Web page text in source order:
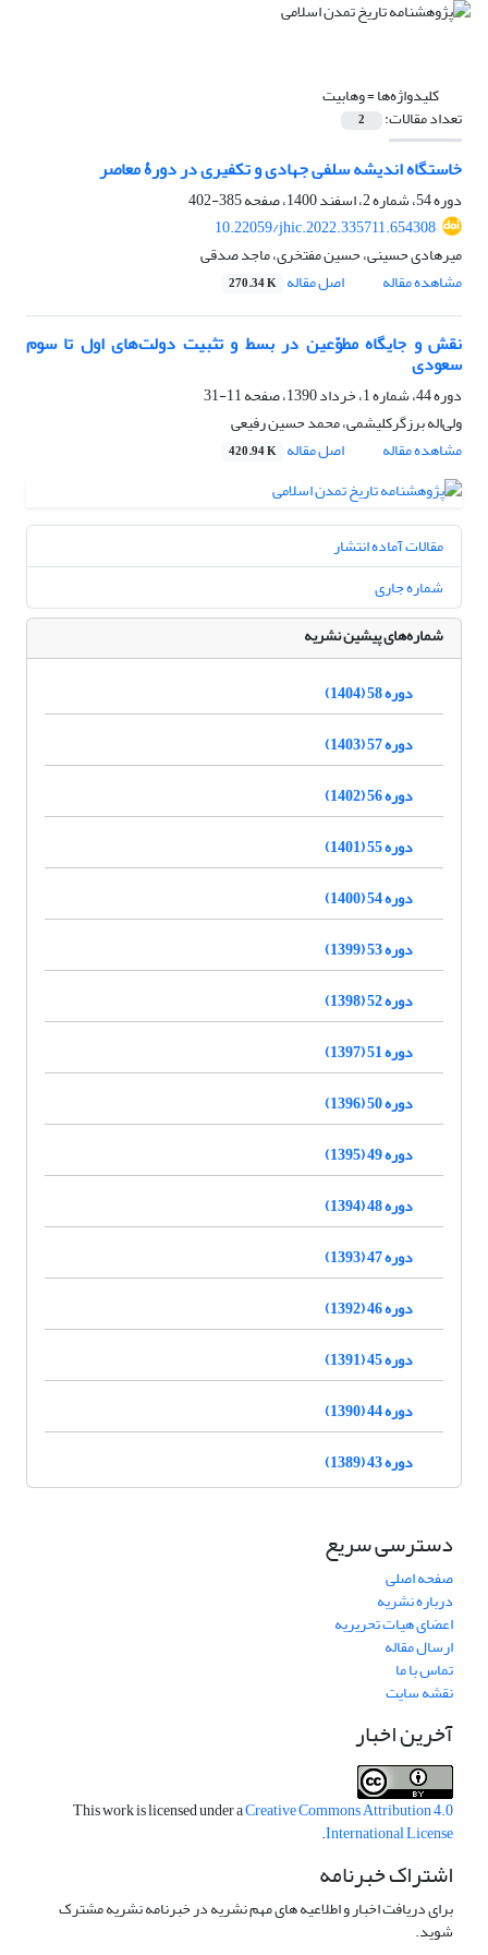
کلیدواژه‌ها =وهابیت
تعداد مقالات: 2
خاستگاه اندیشه سلفی جهادی و تکفیری در دورۀ معاصر
دوره 54، شماره 2، اسفند 1400، صفحه
385-402
10.22059/jhic.2022.335711.654308
میرهادی حسینی، حسین مفتخری، ماجد صدقی
مشاهده مقاله
اصل مقاله 270.34 K
نقش و جایگاه مطوّعین در بسط و تثبیت دولت‌های اول تا سوم
سعودی
دوره 44، شماره 1، خرداد 1390، صفحه
11-31
ولی‌اله برزگرکلیشمی، محمد حسین رفیعی
مشاهده مقاله
اصل مقاله 420.94 K
مقالات آماده انتشار
شماره جاری
شماره‌های پیشین نشریه
دوره 58 (1404)
دوره 57 (1403)
دوره 56 (1402)
دوره 55 (1401)
دوره 54 (1400)
دوره 53 (1399)
دوره 52 (1398)
دوره 51 (1397)
دوره 50 (1396)
دوره 49 (1395)
دوره 48 (1394)
دوره 47 (1393)
دوره 46 (1392)
دوره 45 (1391)
دوره 44 (1390)
دوره 43 (1389)
دسترسی سریع
صفحه اصلی
درباره نشریه
اعضای هیات تحریریه
ارسال مقاله
تماس با ما
نقشه سایت
آخرین اخبار
This work is licensed under aCreative Commons Attribution 4.0
International License
.
اشتراک خبرنامه
برای دریافت اخبار و اطلاعیه های مهم نشریه در خبرنامه نشریه مشترک
شوید.